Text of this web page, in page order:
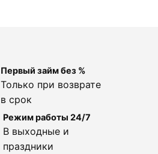
Первый займ без %
Только при возврате
в срок
Режим работы 24/7
В выходные и
праздники